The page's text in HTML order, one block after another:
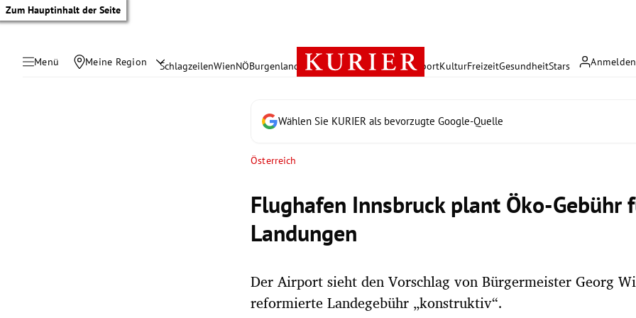
Zum Hauptinhalt der Seite
Menü Meine Region Anmelden
SchlagzeilenWienNÖBurgenland Österreich PolitikWirtschaft SportKulturFreizeitGesundheitStars
Wählen Sie KURIER als bevorzugte Google-Quelle
Österreich
Flughafen Innsbruck plant Öko-Gebühr
Landungen
Der Airport sieht den Vorschlag von Bürgermeister Georg
reformierte Landegebühr „konstruktiv“.